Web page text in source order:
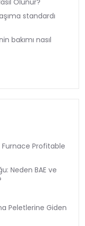
Olunur?
standardı
bakımı nasıl
Profitable
Neden BAE ve
Peletlerine Giden